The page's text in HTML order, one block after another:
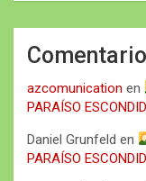
azcomunication en
PARAÍSO
Daniel Grunfeld en
PARAÍSO